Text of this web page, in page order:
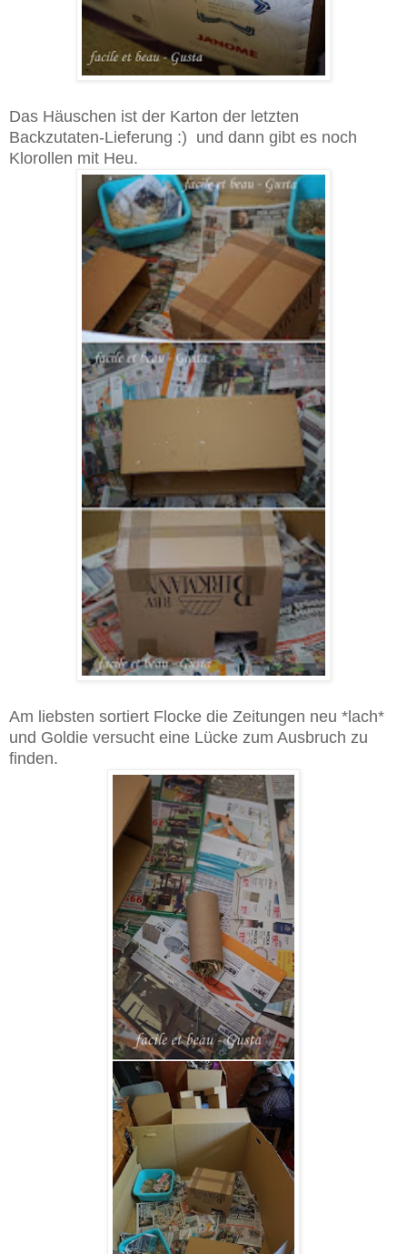
Das Häuschen ist der Karton der letzten
Backzutaten-Lieferung :) und dann gibt es noch
Klorollen mit Heu.
Am liebsten sortiert Flocke die Zeitungen neu *lach*
und Goldie versucht eine Lücke zum Ausbruch zu
finden.